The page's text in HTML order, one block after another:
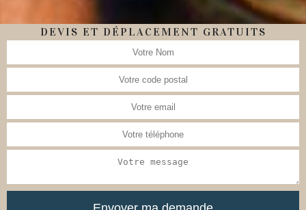
DEVIS ET DÉPLACEMENT GRATUITS